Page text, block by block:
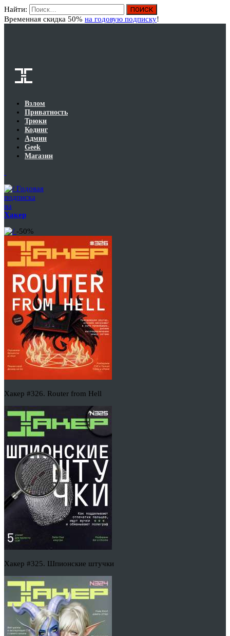
Найти:
Временная скидка 50% на годовую подписку!
Взлом
Приватность
Трюки
Кодинг
Админ
Geek
Магазин
Годовая
подписка
на
Хакер
-50%
Хакер #326. Router from Hell
Хакер #325. Шпионские штучки